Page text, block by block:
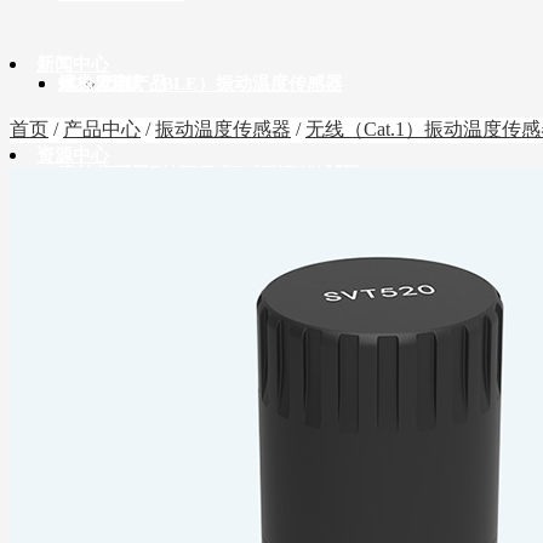
无线（Cat.1）振动温度传感器
螺栓监测产品
螺栓预紧力（超声）采集器
RS485螺栓松动（转角）传感器
无线（BLE）腐蚀传感器
无线（Cat.1）腐蚀传感器
无线（LoRa）压力温度传感器
无线（BLE）温度传感器
无线（LoRa）温度传感器
无线（BLE）倾角传感器
风力发电
首页 / 产品中心 /振动温度传感器 /无线（Cat.1）振动温度传